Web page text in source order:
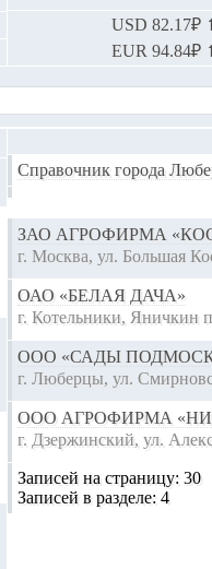
USD 82.17₽
EUR 94.84₽
Справочник города
ЗАО АГРОФИРМА
г. Москва, ул. Большая
ОАО «БЕЛАЯ ДАЧА»
г. Котельники, Яничкин
ООО «САДЫ
г. Люберцы, ул.
ООО АГРОФИРМА
г. Дзержинский, ул.
Записей на страницу: 30
Записей в разделе: 4